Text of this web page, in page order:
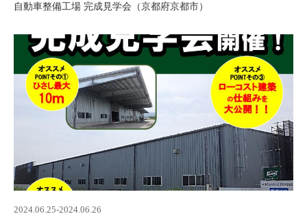
自動車整備工場 完成見学会（京都府京都市）
2024.06.25-2024.06.26